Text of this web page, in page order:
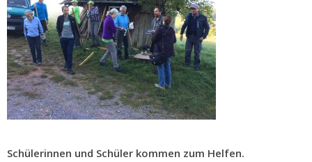
Schülerinnen und Schüler kommen zum Helfen.